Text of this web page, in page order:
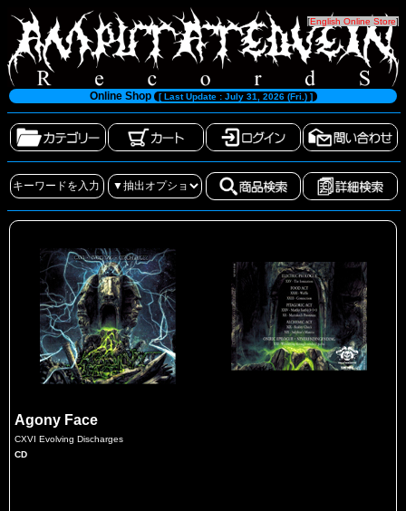
[English Online Store]
Online Shop [ Last Update : July 31, 2026 (Fri.) ]
Agony Face
CXVI Evolving Discharges
CD